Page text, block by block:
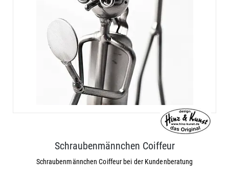
Schraubenmännchen Coiffeur
Schraubenmännchen Coiffeur bei der Kundenberatung